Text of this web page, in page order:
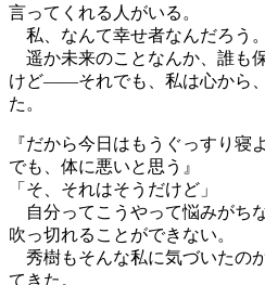
言ってくれる人がいる。
私、なんて幸せ者なんだろう。
遥か未来のことなんか、誰も
けど――それでも、私は心から
た。
『だから今日はもうぐっすり
でも、体に悪いと思う』
「そ、それはそうだけど」
自分ってこうやって悩みがち
吹っ切れることができない。
秀樹もそんな私に気づいたの
てきた。